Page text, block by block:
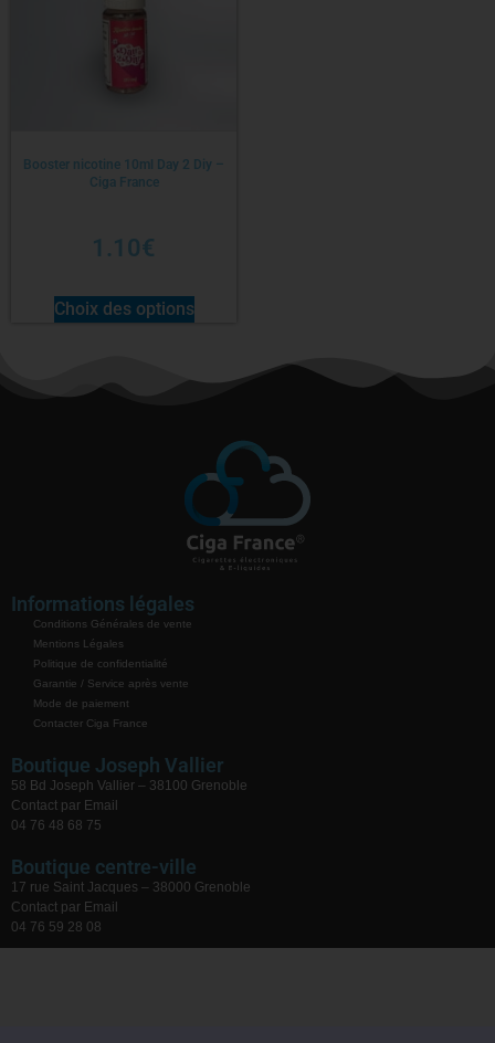
Booster nicotine 10ml Day 2 Diy –
Ciga France
1.10€
Choix des options
Informations légales
Conditions Générales de vente
Mentions Légales
Politique de confidentialité
Garantie / Service après vente
Mode de paiement
Contacter Ciga France
Boutique Joseph Vallier
58 Bd Joseph Vallier – 38100 Grenoble
Contact par Email
04 76 48 68 75
Boutique centre-ville
17 rue Saint Jacques – 38000 Grenoble
Contact par Email
04 76 59 28 08